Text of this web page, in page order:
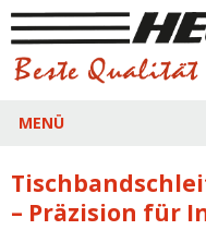
MENÜ
– Präzision für